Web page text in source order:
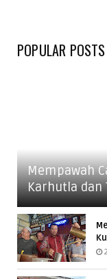
POPULAR POSTS
Mempawah
Karhutla dan